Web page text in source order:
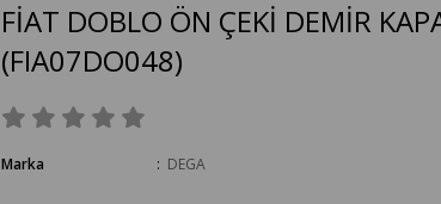
FİAT DOBLO ÖN ÇEKİ DEMİR
(FIA07DO048)
Marka : DEGA